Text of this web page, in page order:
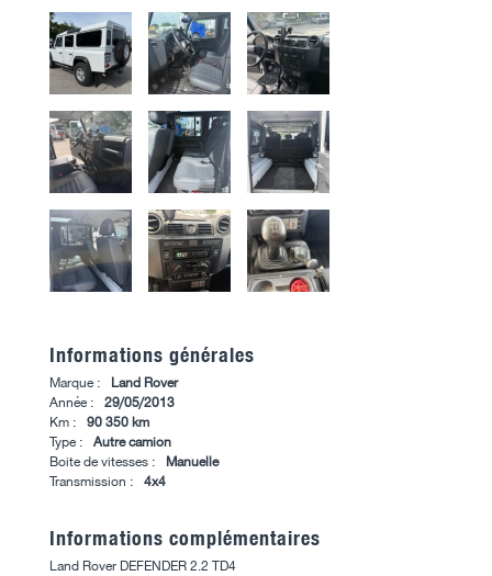
Informations générales
Marque :
Land Rover
Année :
29/05/2013
Km :
90 350 km
Type :
Autre camion
Boite de vitesses :
Manuelle
Transmission :
4x4
Informations complémentaires
Land Rover DEFENDER 2.2 TD4